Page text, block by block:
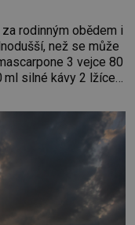
rodinným obědem i
než se může
pěny a postupně
hladký